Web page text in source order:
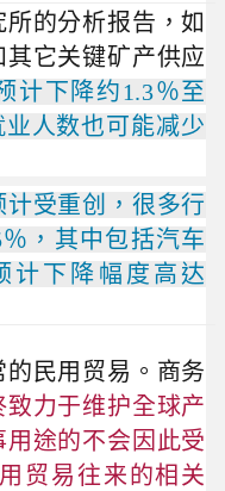
的分析报告，如
它关键矿产供应
计下降约1.3％至
人数也可能减少
计受重创，很多行
，其中包括汽车
计下降幅度高达
民用贸易。商务
致力于维护全球产
途的不会因此受
贸易往来的相关